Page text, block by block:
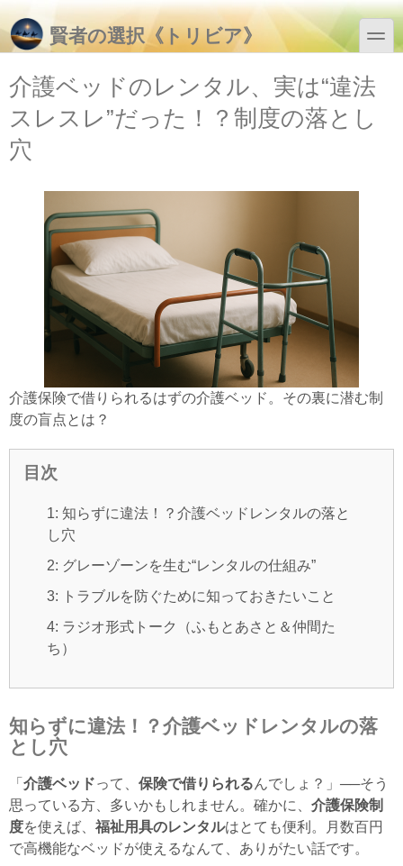
メインコンテンツに移動
Skip to search
賢者の選択《トリビア》 toggle
介護ベッドのレンタル、実は“違法
スレスレ”だった！？制度の落とし
穴
介護保険で借りられるはずの介護ベッド。その裏に潜む制
度の盲点とは？
目次
1: 知らずに違法！？介護ベッドレンタルの落と
し穴
2: グレーゾーンを生む“レンタルの仕組み”
3: トラブルを防ぐために知っておきたいこと
4: ラジオ形式トーク（ふもとあさと＆仲間た
ち）
知らずに違法！？介護ベッドレンタルの落
とし穴
「 介護ベッドって、 保険で借りられるんでしょ？」──そう
思っている方、多いかもしれません。確かに、 介護保険制
度を使えば、 福祉用具のレンタルはとても便利。月数百円
で高機能なベッドが使えるなんて、ありがたい話です。